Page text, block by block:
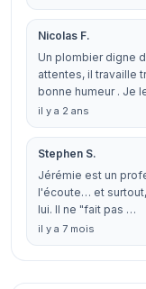
Nicolas F.
Un plombier digne
attentes, il travaille
bonne humeur . Je
il y a 2 ans
Stephen S.
Jérémie est un
l'écoute… et
lui. Il ne "fait pas …
il y a 7 mois